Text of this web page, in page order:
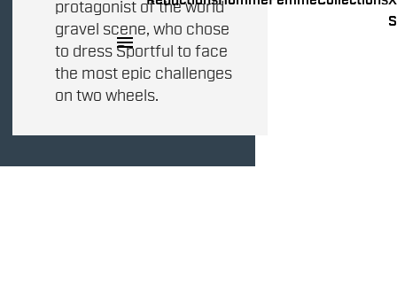
menu
protagonist of the world
gravel scene, who chose
to dress Sportful to face
the most epic challenges
on two wheels.